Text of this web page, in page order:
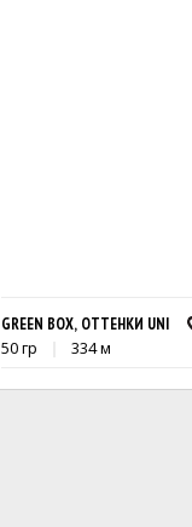
GREEN BOX, ОТТЕНКИ UNI
50 гр 334 м